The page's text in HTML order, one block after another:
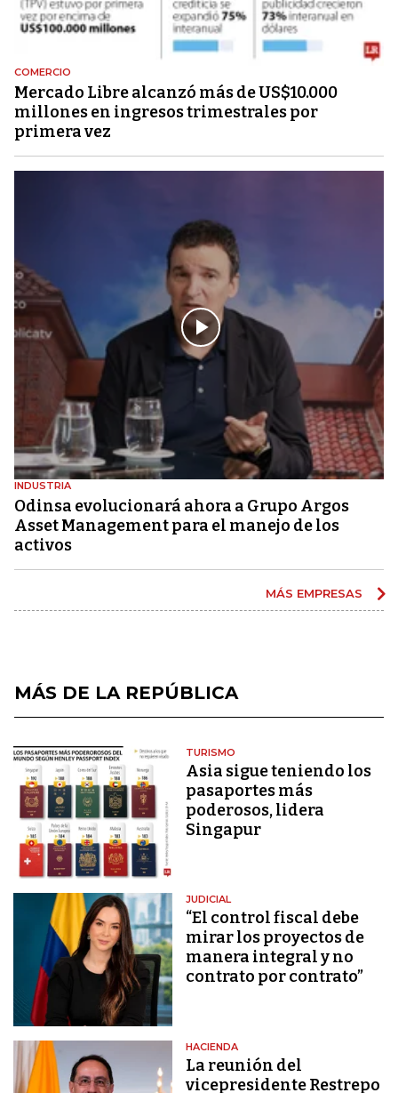
COMERCIO
Mercado Libre alcanzó más de US$10.000
millones en ingresos trimestrales por
primera vez
INDUSTRIA
Odinsa evolucionará ahora a Grupo Argos
Asset Management para el manejo de los
activos
MÁS EMPRESAS
MÁS DE LA REPÚBLICA
TURISMO
Asia sigue teniendo los
pasaportes más
poderosos, lidera
Singapur
JUDICIAL
“El control fiscal debe
mirar los proyectos de
manera integral y no
contrato por contrato”
HACIENDA
La reunión del
vicepresidente Restrepo